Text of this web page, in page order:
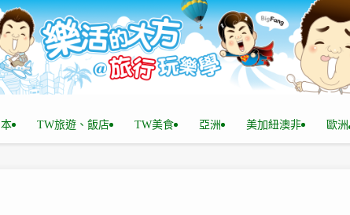
TW旅遊、飯店 TW美食 亞洲 美加紐澳非 歐洲